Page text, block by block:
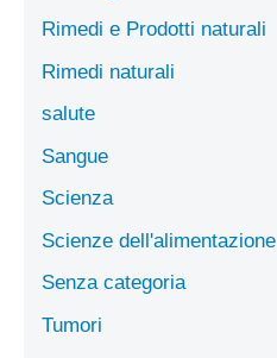
Rimedi e Prodotti naturali
Rimedi naturali
salute
Sangue
Scienza
Scienze dell'alimentazione
Senza categoria
Tumori